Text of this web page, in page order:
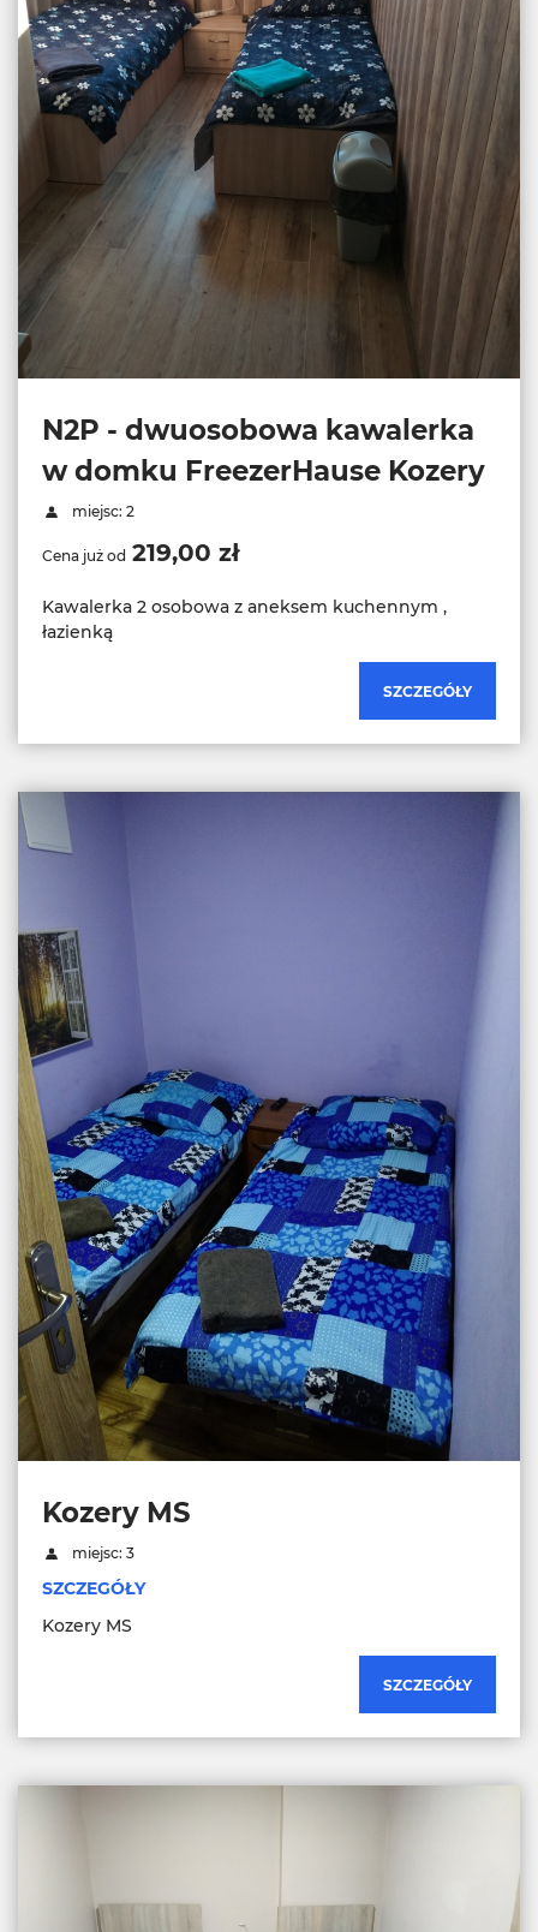
N2P - dwuosobowa kawalerka
w domku FreezerHause Kozery
miejsc: 2
Cena już od 219,00 zł
Kawalerka 2 osobowa z aneksem kuchennym ,
łazienką
SZCZEGÓŁY
Kozery MS
miejsc: 3
SZCZEGÓŁY
Kozery MS
SZCZEGÓŁY